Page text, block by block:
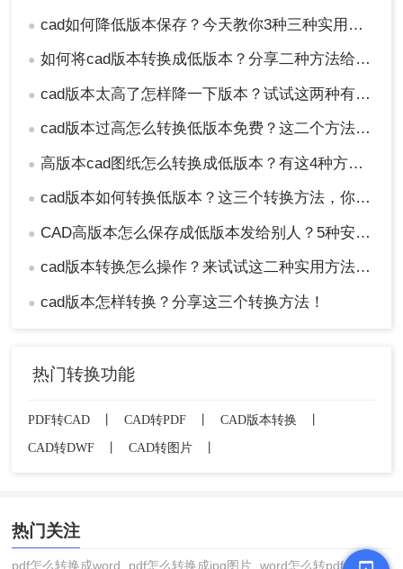
● cad如何降低版本保存？今天教你3种三种实用方法对比！
● 如何将cad版本转换成低版本？分享二种方法给你！3秒实现~！
● cad版本太高了怎样降一下版本？试试这两种有效的方法！
● cad版本过高怎么转换低版本免费？这二个方法了解一下！
● 高版本cad图纸怎么转换成低版本？有这4种方法可以快速转换！
● cad版本如何转换低版本？这三个转换方法，你一定要学会！
● CAD高版本怎么保存成低版本发给别人？5种安全有效方法实测！
● cad版本转换怎么操作？来试试这二种实用方法吧！
● cad版本怎样转换？分享这三个转换方法！
热门转换功能
PDF转CAD CAD转PDF CAD版本转换
CAD转DWF
CAD转图片
热门关注
pdf怎么转换成word pdf怎么转换成jpg图片 word怎么转pdf